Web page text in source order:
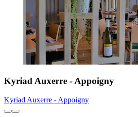
Kyriad Auxerre - Appoigny
Kyriad Auxerre - Appoigny